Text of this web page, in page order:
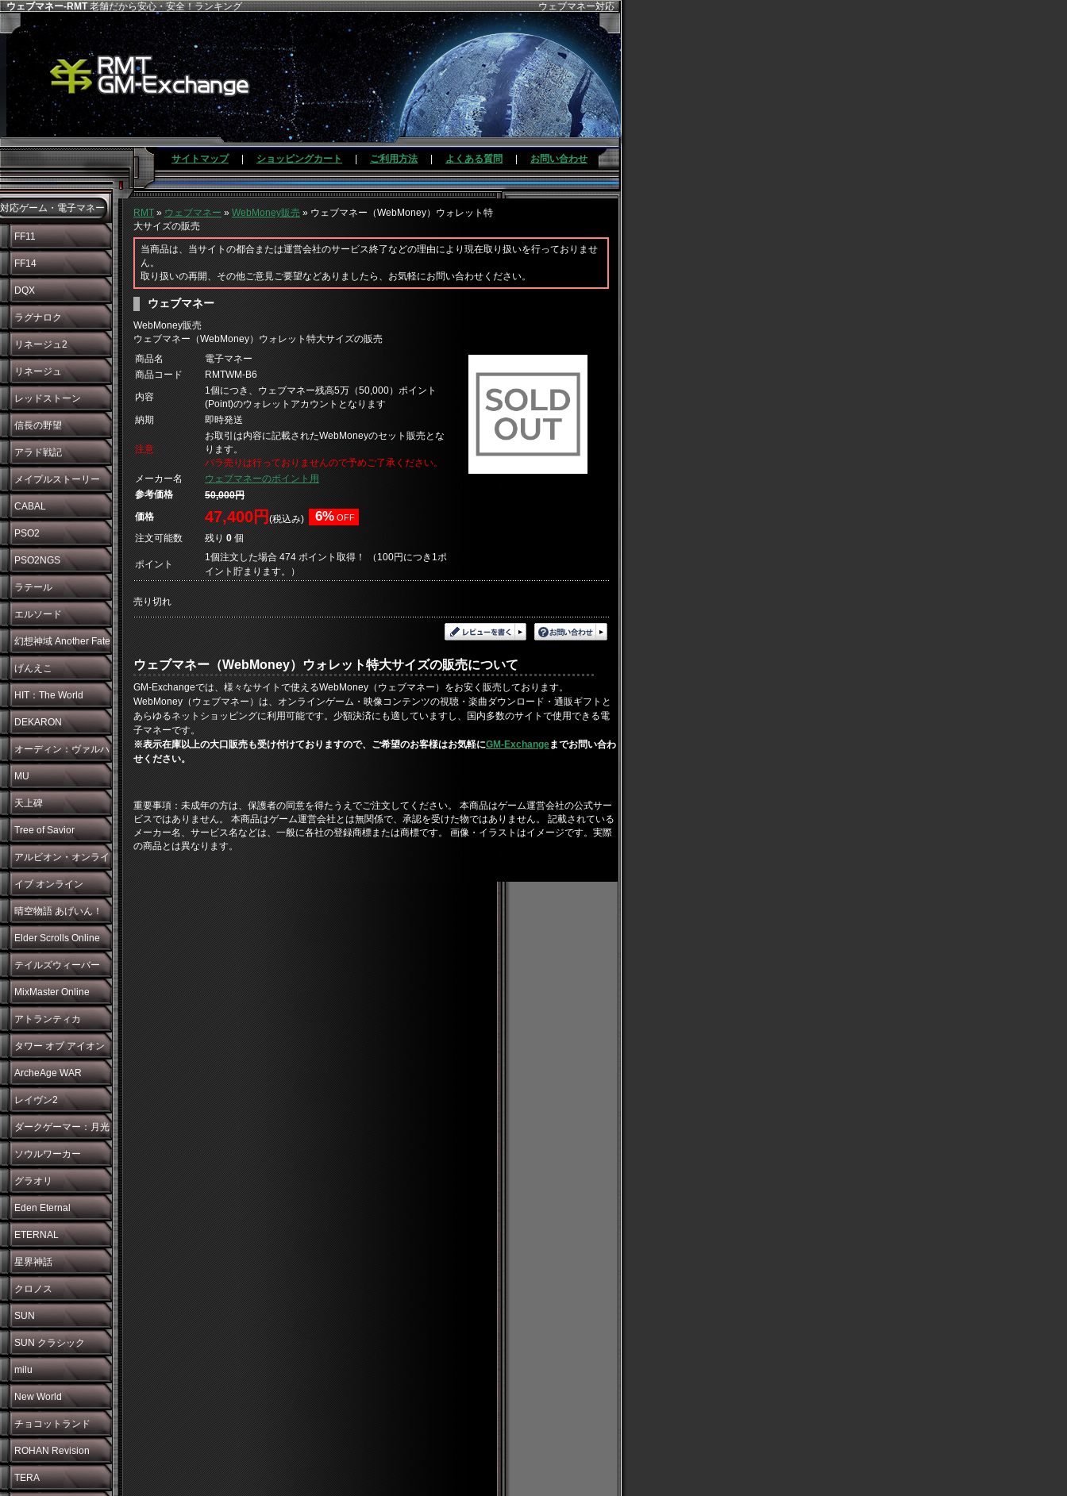
ウェブマネー-RMT老舗だから安心・安全！ランキング ウェブマネー対応
サイトマップ ショッピングカート ご利用方法 よくある質問 お問い合わせ
対応ゲーム・電子マネー
FF11
FF14
DQX
ラグナロク
リネージュ2
リネージュ
レッドストーン
信長の野望
アラド戦記
メイプルストーリー
CABAL
PSO2
PSO2NGS
ラテール
エルソード
幻想神域 Another Fate
げんえこ
HIT：The World
DEKARON
オーディン：ヴァルハ
ラ・ライジング
MU
天上碑
Tree of Savior
アルビオン・オンライ
ン
イブ オンライン
晴空物語 あげいん！
Elder Scrolls Online
テイルズウィーバー
MixMaster Online
アトランティカ
タワー オブ アイオン
ArcheAge WAR
レイヴン2
ダークゲーマー：月光
彫刻師
ソウルワーカー
グラオリ
Eden Eternal
ETERNAL
星界神話
クロノス
SUN
SUN クラシック
milu
New World
チョコットランド
ROHAN Revision
TERA
RMT»ウェブマネー »WebMoney販売 » ウェブマネー（WebMoney）ウォレット特
大サイズの販売
当商品は、当サイトの都合または運営会社のサービス終了などの理由により現在取り扱いを行っておりませ
ん。
取り扱いの再開、その他ご意見ご要望などありましたら、お気軽にお問い合わせください。
ウェブマネー
WebMoney販売
ウェブマネー（WebMoney）ウォレット特大サイズの販売
商品名
電子マネー
商品コード
RMTWM-B6
内容
1個につき、ウェブマネー残高5万（50,000）ポイント
(Point)のウォレットアカウントとなります
納期
即時発送
注意
お取引は内容に記載されたWebMoneyのセット販売とな
ります。
バラ売りは行っておりませんので予めご了承ください。
メーカー名
ウェブマネーのポイント用
参考価格
50,000円
価格
47,400円 (税込み) 6% OFF
注文可能数 残り 0個
ポイント
1個注文した場合 474 ポイント取得！ （100円につき1ポ
イント貯まります。）
売り切れ
ウェブマネー（WebMoney）ウォレット特大サイズの販売について
GM-Exchangeでは、様々なサイトで使えるWebMoney（ウェブマネー）をお安く販売しております。
WebMoney（ウェブマネー）は、オンラインゲーム・映像コンテンツの視聴・楽曲ダウンロード・通販ギフトと
あらゆるネットショッピングに利用可能です。少額決済にも適していますし、国内多数のサイトで使用できる電
子マネーです。
※表示在庫以上の大口販売も受け付けておりますので、ご希望のお客様はお気軽にGM-Exchangeまでお問い合わ
せください。
重要事項：未成年の方は、保護者の同意を得たうえでご注文してください。 本商品はゲーム運営会社の公式サー
ビスではありません。 本商品はゲーム運営会社とは無関係で、承認を受けた物ではありません。 記載されている
メーカー名、サービス名などは、一般に各社の登録商標または商標です。 画像・イラストはイメージです。実際
の商品とは異なります。